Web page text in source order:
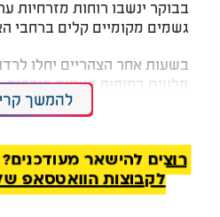
בבוקר ינשבו רוחות מזרחיות
גשמים מקומיים קלים ברחבי
בשעות אחר הצהריים יחלו
מלווים בסופות רעמים
ובמרכזה. בלילה, הגשמים
עד צפון הנגב, אז קיים חשש
להמשך
רוצים להישאר
לקבוצות הוואטסאפ של ערוץ